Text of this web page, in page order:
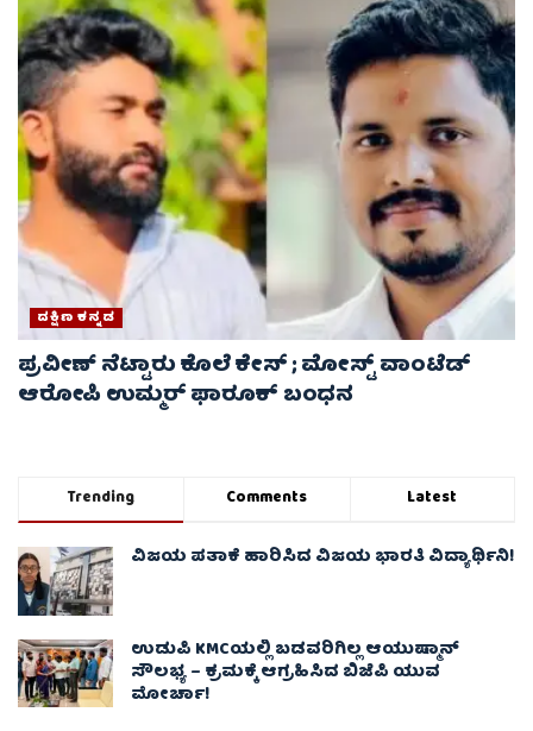
ದಕ್ಷಿಣ ಕನ್ನಡ
ಪ್ರವೀಣ್ ನೆಟ್ಟಾರು ಕೊಲೆ ಕೇಸ್ ​; ಮೋಸ್ಟ್ ವಾಂಟೆಡ್‌
ಆರೋಪಿ ಉಮ್ಮರ್ ಫಾರೂಕ್ ಬಂಧನ
Trending Comments Latest
ವಿಜಯ ಪತಾಕೆ ಹಾರಿಸಿದ ವಿಜಯ ಭಾರತಿ ವಿದ್ಯಾರ್ಥಿನಿ!
ಉಡುಪಿ KMCಯಲ್ಲಿ ಬಡವರಿಗಿಲ್ಲ ಆಯುಷ್ಮಾನ್
ಸೌಲಭ್ಯ – ಕ್ರಮಕ್ಕೆ ಆಗ್ರಹಿಸಿದ ಬಿಜೆಪಿ ಯುವ
ಮೋರ್ಚಾ!